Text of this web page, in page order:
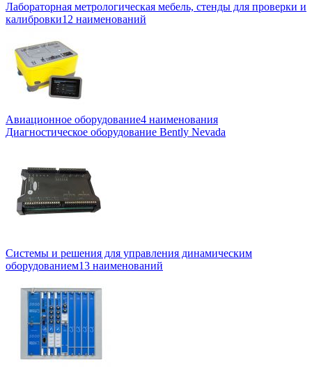
Лабораторная метрологическая мебель, стенды для проверки и
калибровки12 наименований
Авиационное оборудование4 наименования
Диагностическое оборудование Bently Nevada
Системы и решения для управления динамическим
оборудованием13 наименований